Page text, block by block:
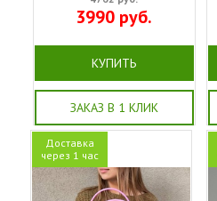
3990 руб.
КУПИТЬ
ЗАКАЗ В 1 КЛИК
Доставка
через 1 час